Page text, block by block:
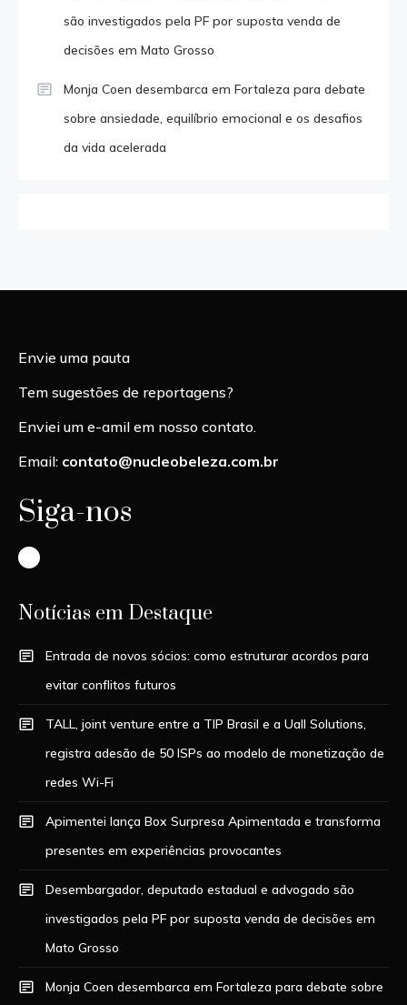
são investigados pela PF por suposta venda de
decisões em Mato Grosso
Monja Coen desembarca em Fortaleza para debate
sobre ansiedade, equilíbrio emocional e os desafios
da vida acelerada
Envie uma pauta
Tem sugestões de reportagens?
Enviei um e-amil em nosso contato.
Email: contato@nucleobeleza.com.br
Siga-nos
Instagram
Notícias em Destaque
Entrada de novos sócios: como estruturar acordos para
evitar conflitos futuros
TALL, joint venture entre a TIP Brasil e a Uall Solutions,
registra adesão de 50 ISPs ao modelo de monetização de
redes Wi-Fi
Apimentei lança Box Surpresa Apimentada e transforma
presentes em experiências provocantes
Desembargador, deputado estadual e advogado são
investigados pela PF por suposta venda de decisões em
Mato Grosso
Monja Coen desembarca em Fortaleza para debate sobre